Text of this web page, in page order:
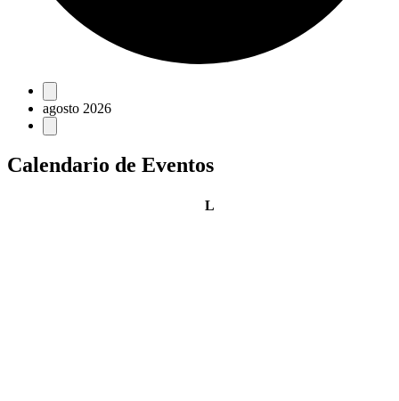
Eventos
agosto 2026
Calendario de Eventos
Llunes